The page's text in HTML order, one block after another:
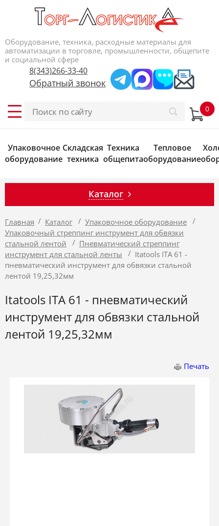
Оборудование, техника, расходные материалы для
автоматизации в торговле, промышленности, общепите
и социальной сфере
8(343)266-33-40
Обратный звонок
Упаковочное
оборудование
Складская
техника
Техника
общепита
Тепловое
оборудование
Каталог
Главная / Каталог / Упаковочное оборудование /
Упаковочный стреппинг инструмент для обвязки
стальной лентой
/ Пневматический стреппинг
инструмент для стальной ленты
/ Itatools ITA 61 -
пневматический инструмент для обвязки стальной
лентой 19,25,32мм
Itatools ITA 61 - пневматический
инструмент для обвязки стальной
лентой 19,25,32мм
Печать